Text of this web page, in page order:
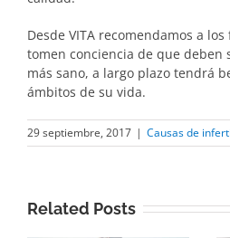
Desde VITA recomendamos a
tomen conciencia de que deben
más sano, a largo plazo tendrá
ámbitos de su vida.
29 septiembre, 2017 | Causas de
Related Posts